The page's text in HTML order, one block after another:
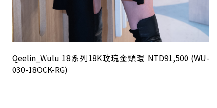
Qeelin_Wulu 18系列18K玫瑰金頸環 NTD91,500 (WU-
030-18OCK-RG)